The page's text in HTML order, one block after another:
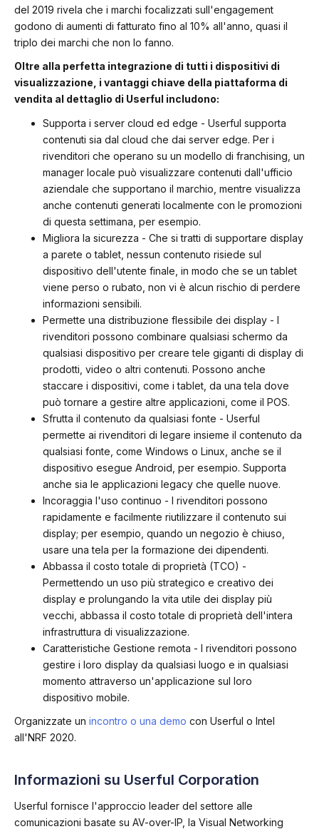
del 2019 rivela che i marchi focalizzati sull'engagement
godono di aumenti di fatturato fino al 10% all'anno, quasi il
triplo dei marchi che non lo fanno.
Oltre alla perfetta integrazione di tutti i dispositivi di
visualizzazione, i vantaggi chiave della piattaforma di
vendita al dettaglio di Userful includono:
Supporta i server cloud ed edge - Userful supporta
contenuti sia dal cloud che dai server edge. Per i
rivenditori che operano su un modello di franchising, un
manager locale può visualizzare contenuti dall'ufficio
aziendale che supportano il marchio, mentre visualizza
anche contenuti generati localmente con le promozioni
di questa settimana, per esempio.
Migliora la sicurezza - Che si tratti di supportare display
a parete o tablet, nessun contenuto risiede sul
dispositivo dell'utente finale, in modo che se un tablet
viene perso o rubato, non vi è alcun rischio di perdere
informazioni sensibili.
Permette una distribuzione flessibile dei display - I
rivenditori possono combinare qualsiasi schermo da
qualsiasi dispositivo per creare tele giganti di display di
prodotti, video o altri contenuti. Possono anche
staccare i dispositivi, come i tablet, da una tela dove
può tornare a gestire altre applicazioni, come il POS.
Sfrutta il contenuto da qualsiasi fonte - Userful
permette ai rivenditori di legare insieme il contenuto da
qualsiasi fonte, come Windows o Linux, anche se il
dispositivo esegue Android, per esempio. Supporta
anche sia le applicazioni legacy che quelle nuove.
Incoraggia l'uso continuo - I rivenditori possono
rapidamente e facilmente riutilizzare il contenuto sui
display; per esempio, quando un negozio è chiuso,
usare una tela per la formazione dei dipendenti.
Abbassa il costo totale di proprietà (TCO) -
Permettendo un uso più strategico e creativo dei
display e prolungando la vita utile dei display più
vecchi, abbassa il costo totale di proprietà dell'intera
infrastruttura di visualizzazione.
Caratteristiche Gestione remota - I rivenditori possono
gestire i loro display da qualsiasi luogo e in qualsiasi
momento attraverso un'applicazione sul loro
dispositivo mobile.
Organizzate un incontro o una demo con Userful o Intel
all'NRF 2020.
Informazioni su Userful Corporation
Userful fornisce l'approccio leader del settore alle
comunicazioni basate su AV-over-IP, la Visual Networking